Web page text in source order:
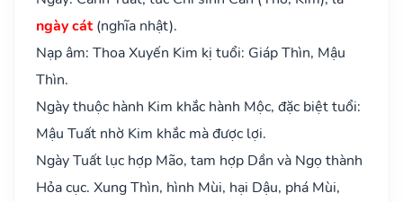
ngày cát(nghĩa nhật).
Nạp âm: Thoa Xuyến Kim kị tuổi: Giáp Thìn, Mậu
Thìn.
Ngày thuộc hành Kim khắc hành Mộc, đặc biệt tuổi:
Mậu Tuất nhờ Kim khắc mà được lợi.
Ngày Tuất lục hợp Mão, tam hợp Dần và Ngọ thành
Hỏa cục. Xung Thìn, hình Mùi, hại Dậu, phá Mùi,